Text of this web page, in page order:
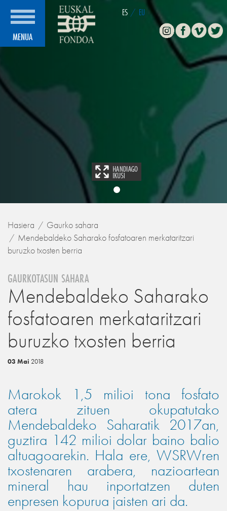
MENUA
ES / EU
InstagramFacebook
Vimeo
Hasiera
Gaurko sahara
Mendebaldeko Saharako fosfatoaren merkataritzari
buruzko txosten berria
GAURKOTASUN SAHARA
Mendebaldeko Saharako
fosfatoaren merkataritzari
buruzko txosten berria
03 Mai 2018
Marokok 1,5 milioi tona fosfato
atera zituen okupatutako
Mendebaldeko Saharatik 2017an,
guztira 142 milioi dolar baino balio
altuagoarekin. Hala ere, WSRWren
txostenaren arabera, nazioartean
mineral hau inportatzen duten
enpresen kopurua jaisten ari da.